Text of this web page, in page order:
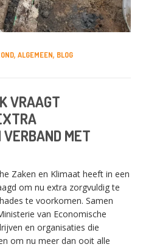
, ALGEMEEN, BLOG
VRAAGT
VERBAND MET
Zaken en Klimaat heeft in een
om nu extra zorgvuldig te
te voorkomen. Samen
van Economische
en organisaties die
om nu meer dan ooit alle